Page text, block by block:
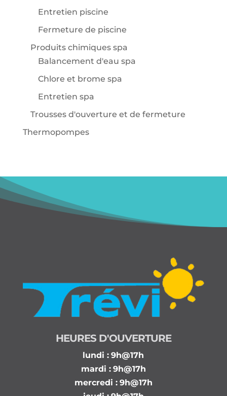
Entretien piscine
Fermeture de piscine
Produits chimiques spa
Balancement d'eau spa
Chlore et brome spa
Entretien spa
Trousses d'ouverture et de fermeture
Thermopompes
HEURES D'OUVERTURE
lundi : 9h@17h
mardi : 9h@17h
mercredi : 9h@17h